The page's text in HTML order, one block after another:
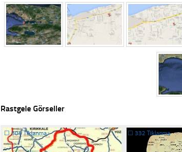
Rastgele Görseller
☐304 Tıklanma ☐ 332 Tıklanma